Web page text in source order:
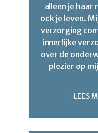
alleen je haar
ook je leven.
verzorging
innerlijke
over de
plezier op
LEES